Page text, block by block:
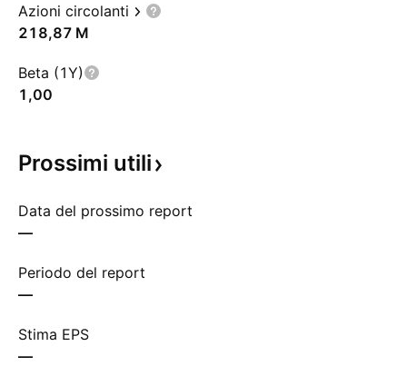
Azioni circolanti
‪218,87 M‬
Beta (1Y)
1,00
Prossimi utili
Data del prossimo report
—
Periodo del report
—
Stima EPS
—